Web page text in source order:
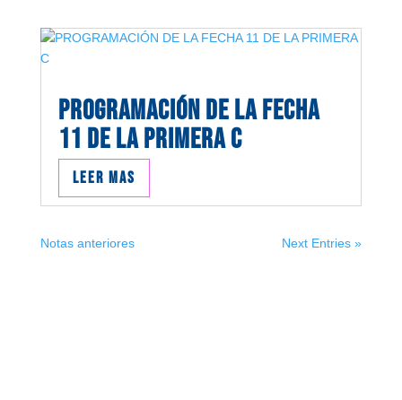
PROGRAMACIÓN DE LA FECHA
11 DE LA PRIMERA C
Leer mas
Notas anteriores Next Entries »